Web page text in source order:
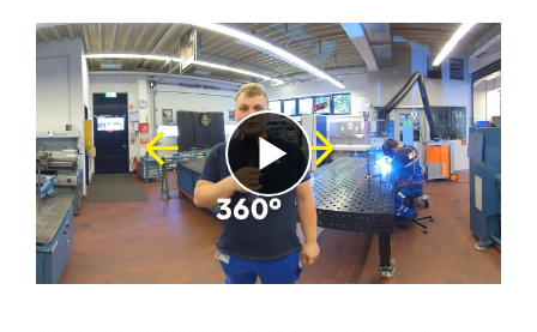
Meine Karriereziele sind auf kurze Sicht erst
einmal eine Festanstellung zu haben, in meinem
Berufsfeld richtig heranwachsen zu können und
somit die riesige Aufgabenpalette im
Arbeitsalltag wahrnehmen und auch
bewältigen zu können. Meine späteren Ziele
würde ich ganz am Werdegang von EWE
festmachen. Da man sich auch innerhalb des